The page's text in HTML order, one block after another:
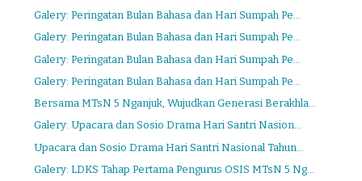
Galery: Peringatan Bulan Bahasa dan Hari Sumpah Pe...
Galery: Peringatan Bulan Bahasa dan Hari Sumpah Pe...
Galery: Peringatan Bulan Bahasa dan Hari Sumpah Pe...
Galery: Peringatan Bulan Bahasa dan Hari Sumpah Pe...
Bersama MTsN 5 Nganjuk, Wujudkan Generasi Berakhla...
Galery: Upacara dan Sosio Drama Hari Santri Nasion...
Upacara dan Sosio Drama Hari Santri Nasional Tahun...
Galery: LDKS Tahap Pertama Pengurus OSIS MTsN 5 Ng...